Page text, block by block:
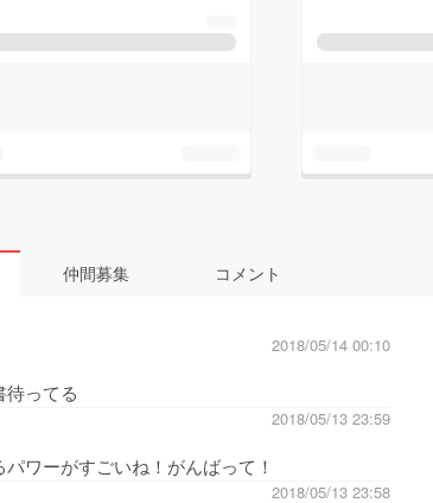
仲間募集 コメント
2018/05/14 00:10
ってる
2018/05/13 23:59
ワーがすごいね！がんばって！
2018/05/13 23:58